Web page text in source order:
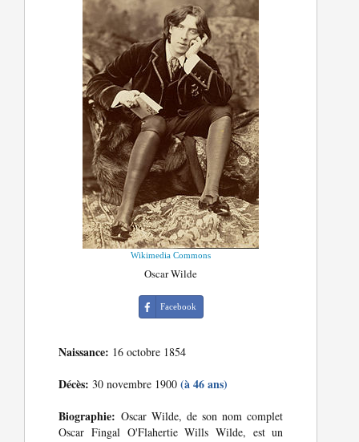
Wikimedia Commons
Oscar Wilde
Facebook
Naissance: 16 octobre 1854
Décès: 30 novembre 1900(à 46 ans)
Biographie: Oscar Wilde, de son nom complet
Oscar Fingal O'Flahertie Wills Wilde, est un